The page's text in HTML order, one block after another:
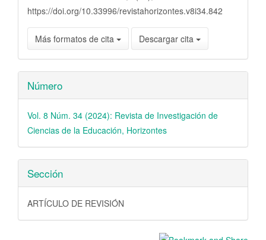
https://doi.org/10.33996/revistahorizontes.v8i34.842
Más formatos de cita Descargar cita
Número
Vol. 8 Núm. 34 (2024): Revista de Investigación de
Ciencias de la Educación, Horizontes
Sección
ARTÍCULO DE REVISIÓN